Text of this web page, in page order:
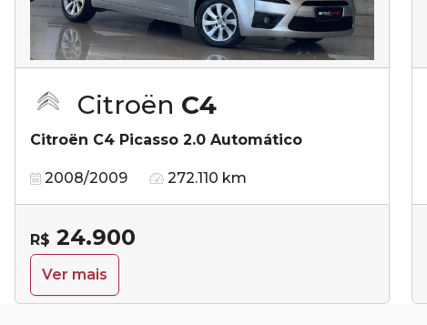
Citroën C4
Citroën C4 Picasso 2.0 Automático
2008/2009 272.110 km
R$ 24.900
Ver mais